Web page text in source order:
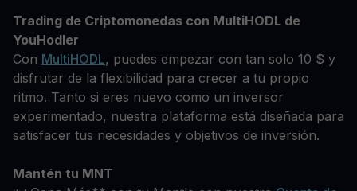
Trading de Criptomonedas con MultiHODL de
YouHodler
Con MultiHODL, puedes empezar con tan solo 10 $ y
disfrutar de la flexibilidad para crecer a tu propio
ritmo. Tanto si eres nuevo como un inversor
experimentado, nuestra plataforma está diseñada para
satisfacer tus necesidades y objetivos de inversión.
Mantén tu MNT